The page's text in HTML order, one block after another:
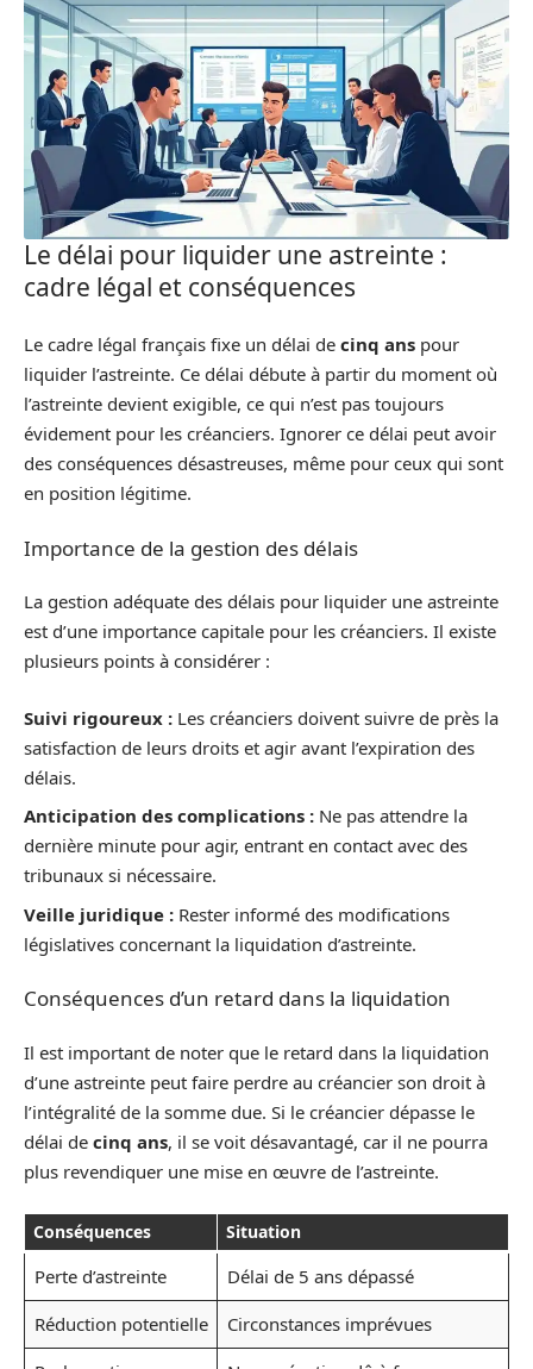
Le délai pour liquider une astreinte :
cadre légal et conséquences
Le cadre légal français fixe un délai de cinq ans pour
liquider l’astreinte. Ce délai débute à partir du moment où
l’astreinte devient exigible, ce qui n’est pas toujours
évidement pour les créanciers. Ignorer ce délai peut avoir
des conséquences désastreuses, même pour ceux qui sont
en position légitime.
Importance de la gestion des délais
La gestion adéquate des délais pour liquider une astreinte
est d’une importance capitale pour les créanciers. Il existe
plusieurs points à considérer :
Suivi rigoureux : Les créanciers doivent suivre de près la
satisfaction de leurs droits et agir avant l’expiration des
délais.
Anticipation des complications : Ne pas attendre la
dernière minute pour agir, entrant en contact avec des
tribunaux si nécessaire.
Veille juridique : Rester informé des modifications
législatives concernant la liquidation d’astreinte.
Conséquences d’un retard dans la liquidation
Il est important de noter que le retard dans la liquidation
d’une astreinte peut faire perdre au créancier son droit à
l’intégralité de la somme due. Si le créancier dépasse le
délai de cinq ans, il se voit désavantagé, car il ne pourra
plus revendiquer une mise en œuvre de l’astreinte.
Conséquences Situation
Perte d’astreinte
Délai de 5 ans dépassé
Réduction potentielle
Circonstances imprévues